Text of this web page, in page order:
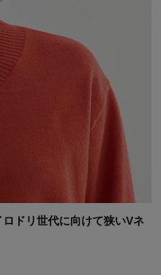
ドリ世代に向けて狭いVネ